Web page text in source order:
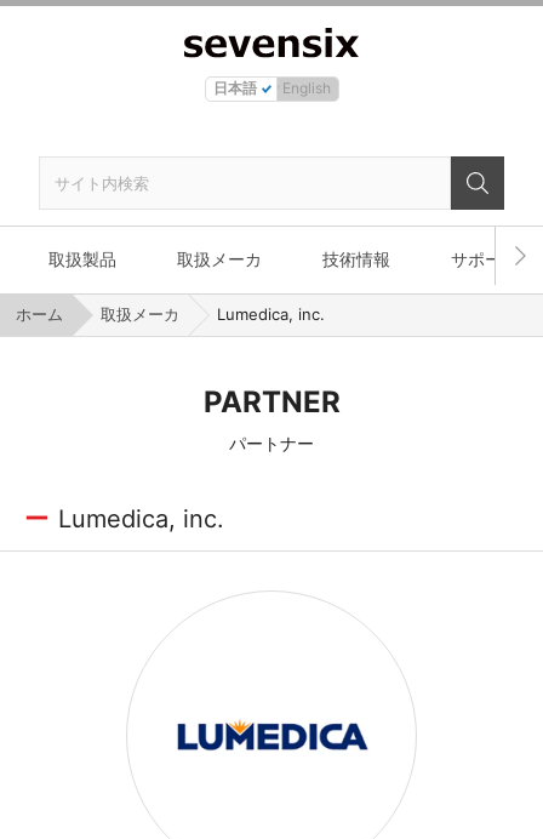
日本語 English
取扱製品 取扱メーカ 技術情報 サポート
ホーム 取扱メーカ Lumedica, inc.
PARTNER
パートナー
Lumedica, inc.